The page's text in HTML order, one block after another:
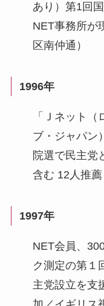
あり）第1回
NET事務所が
区南仲通）
1996年
「Ｊネット
ブ・ジャパン
院選で民主党
含む 12人推薦
1997年
NET会員、
ク測定の第１
主党設立を支